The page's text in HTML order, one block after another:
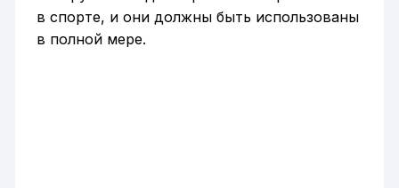
в спорте, и они должны быть использованы
в полной мере.